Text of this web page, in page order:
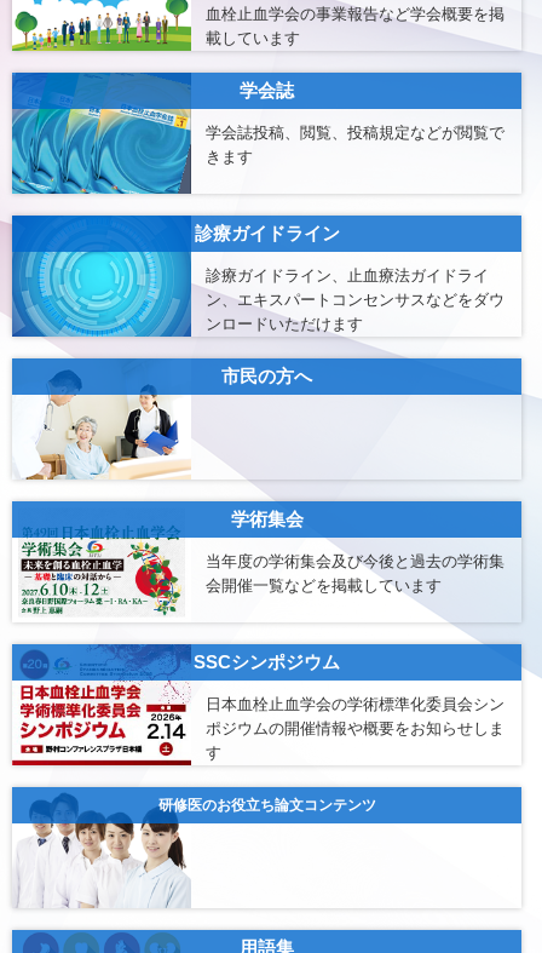
血栓止血学会の事業報告など学会概要を掲
載しています
学会誌
学会誌投稿、閲覧、投稿規定などが閲覧で
きます
診療ガイドライン
診療ガイドライン、止血療法ガイドライ
ン、エキスパートコンセンサスなどをダウ
ンロードいただけます
市民の方へ
学術集会
当年度の学術集会及び今後と過去の学術集
会開催一覧などを掲載しています
SSCシンポジウム
日本血栓止血学会の学術標準化委員会シン
ポジウムの開催情報や概要をお知らせしま
す
研修医のお役立ち論文コンテンツ
用語集